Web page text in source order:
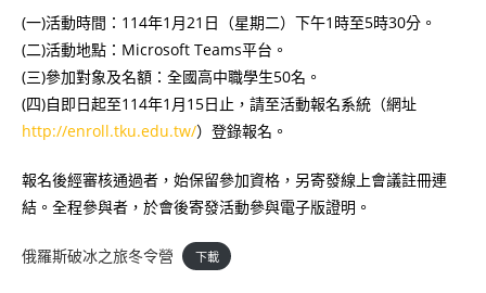
(一)活動時間：114年1月21日（星期二）下午1時至5時30分。
(二)活動地點：Microsoft Teams平台。
(三)參加對象及名額：全國高中職學生50名。
(四)自即日起至114年1月15日止，請至活動報名系統（網址
http://enroll.tku.edu.tw/）登錄報名。
報名後經審核通過者，始保留參加資格，另寄發線上會議註冊連
結。全程參與者，於會後寄發活動參與電子版證明。
俄羅斯破冰之旅冬令營 下載